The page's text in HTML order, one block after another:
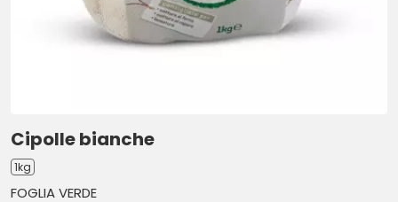
Cipolle bianche
1kg
FOGLIA VERDE